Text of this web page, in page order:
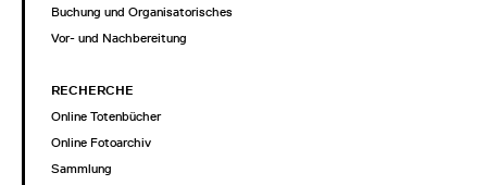
Buchung und Organisatorisches
Vor- und Nachbereitung
RECHERCHE
Online Totenbücher
Online Fotoarchiv
Sammlung